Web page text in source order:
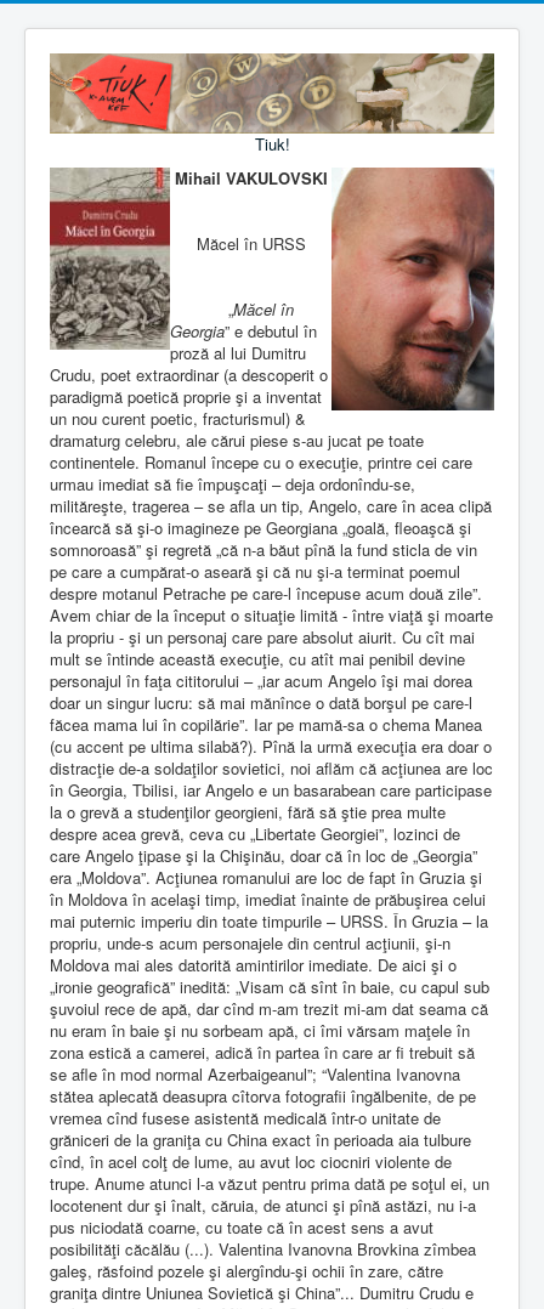
Tiuk!
Mihail VAKULOVSKI
Măcel în URSS
„Măcel în
Georgia” e debutul în
proză al lui Dumitru
Crudu, poet extraordinar (a descoperit o
paradigmă poetică proprie şi a inventat
un nou curent poetic, fracturismul) &
dramaturg celebru, ale cărui piese s-au jucat pe toate
continentele. Romanul începe cu o execuţie, printre cei care
urmau imediat să fie împuşcaţi – deja ordonîndu-se,
milităreşte, tragerea – se afla un tip, Angelo, care în acea clipă
încearcă să şi-o imagineze pe Georgiana „goală, fleoaşcă şi
somnoroasă” şi regretă „că n-a băut pînă la fund sticla de vin
pe care a cumpărat-o aseară şi că nu şi-a terminat poemul
despre motanul Petrache pe care-l începuse acum două zile”.
Avem chiar de la început o situaţie limită - între viaţă şi moarte
la propriu - şi un personaj care pare absolut aiurit. Cu cît mai
mult se întinde această execuţie, cu atît mai penibil devine
personajul în faţa cititorului – „iar acum Angelo îşi mai dorea
doar un singur lucru: să mai mănînce o dată borşul pe care-l
făcea mama lui în copilărie”. Iar pe mamă-sa o chema Manea
(cu accent pe ultima silabă?). Pînă la urmă execuţia era doar o
distracţie de-a soldaţilor sovietici, noi aflăm că acţiunea are loc
în Georgia, Tbilisi, iar Angelo e un basarabean care participase
la o grevă a studenţilor georgieni, fără să ştie prea multe
despre acea grevă, ceva cu „Libertate Georgiei”, lozinci de
care Angelo ţipase şi la Chişinău, doar că în loc de „Georgia”
era „Moldova”. Acţiunea romanului are loc de fapt în Gruzia şi
în Moldova în acelaşi timp, imediat înainte de prăbuşirea celui
mai puternic imperiu din toate timpurile – URSS. În Gruzia – la
propriu, unde-s acum personajele din centrul acţiunii, şi-n
Moldova mai ales datorită amintirilor imediate. De aici şi o
„ironie geografică” inedită: „Visam că sînt în baie, cu capul sub
şuvoiul rece de apă, dar cînd m-am trezit mi-am dat seama că
nu eram în baie şi nu sorbeam apă, ci îmi vărsam maţele în
zona estică a camerei, adică în partea în care ar fi trebuit să
se afle în mod normal Azerbaigeanul”; “Valentina Ivanovna
stătea aplecată deasupra cîtorva fotografii îngălbenite, de pe
vremea cînd fusese asistentă medicală într-o unitate de
grăniceri de la graniţa cu China exact în perioada aia tulbure
cînd, în acel colţ de lume, au avut loc ciocniri violente de
trupe. Anume atunci l-a văzut pentru prima dată pe soţul ei, un
locotenent dur şi înalt, căruia, de atunci şi pînă astăzi, nu i-a
pus niciodată coarne, cu toate că în acest sens a avut
posibilităţi căcălău (...). Valentina Ivanovna Brovkina zîmbea
galeş, răsfoind pozele şi alergîndu-şi ochii în zare, către
graniţa dintre Uniunea Sovietică şi China”... Dumitru Crudu e